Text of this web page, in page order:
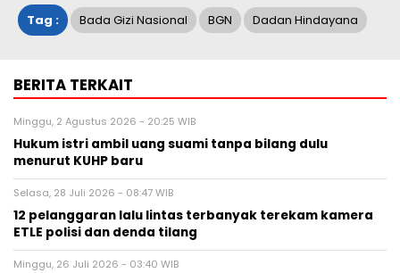
Tag : Bada Gizi Nasional BGN Dadan Hindayana
BERITA TERKAIT
Minggu, 2 Agustus 2026 - 20:25 WIB
Hukum istri ambil uang suami tanpa bilang dulu
menurut KUHP baru
Selasa, 28 Juli 2026 - 08:47 WIB
12 pelanggaran lalu lintas terbanyak terekam kamera
ETLE polisi dan denda tilang
Minggu, 26 Juli 2026 - 03:40 WIB